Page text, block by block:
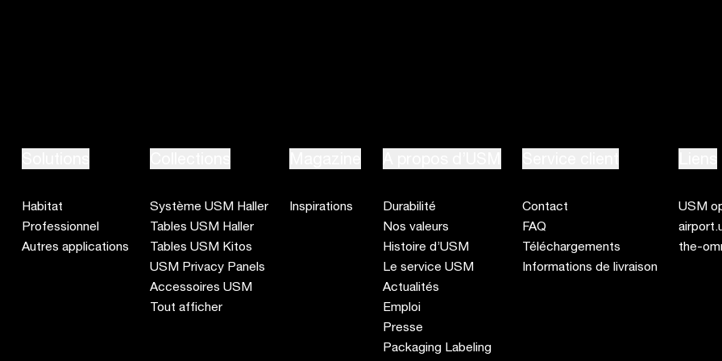
Habitat
Professionnel
Autres applications
Système USM Haller
Tables USM Haller
Tables USM Kitos
USM Privacy Panels
Accessoires USM
Tout afficher
Inspirations
Durabilité
Nos valeurs
Histoire d’USM
Le service USM
Actualités
Emploi
Presse
Packaging Labeling
Contact
FAQ
Téléchargements
Informations de livraison
USM
the-